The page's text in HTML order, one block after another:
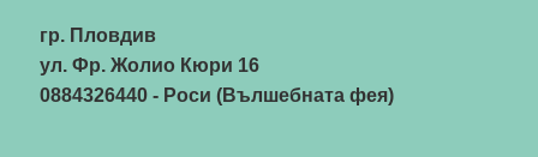
гр. Пловдив
ул. Фр. Жолио Кюри 16
0884326440- Роси (Вълшебната фея)